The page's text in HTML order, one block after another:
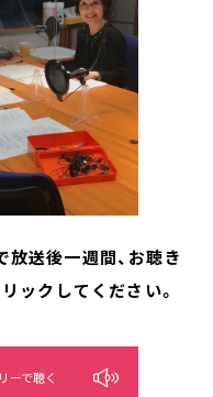
放送後一週間、お聴き
ックしてください。
ーで聴く